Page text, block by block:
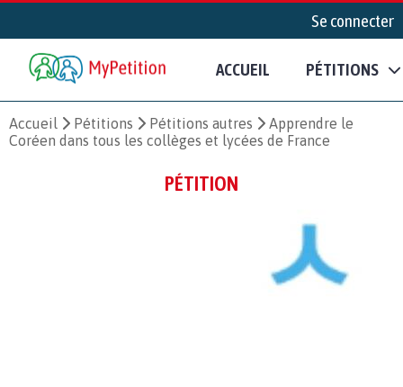
Se connecter
ACCUEIL PÉTITIONS
Accueil Pétitions Pétitions autres
Apprendre le
Coréen dans tous les collèges et lycées de France
PÉTITION